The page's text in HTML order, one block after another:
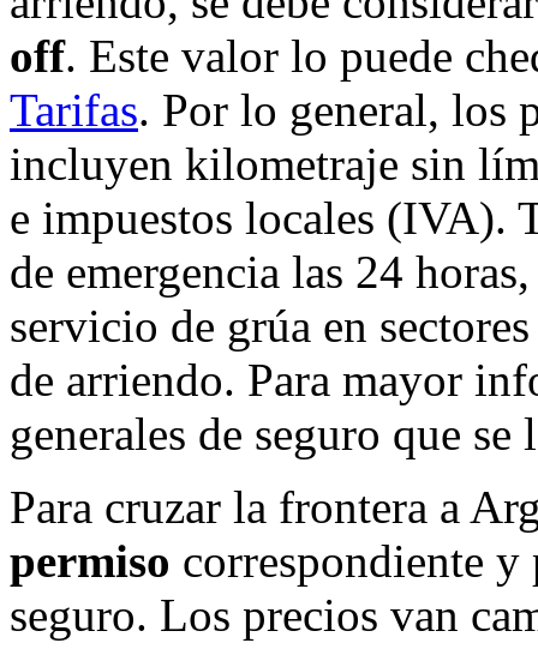
off. Este valor lo puede
Tarifas. Por lo general, los
incluyen kilometraje sin
e impuestos locales (IVA).
de emergencia las 24
servicio de grúa en
de arriendo. Para mayor
generales de seguro que
Para cruzar la frontera a
permiso correspondiente
seguro. Los precios van